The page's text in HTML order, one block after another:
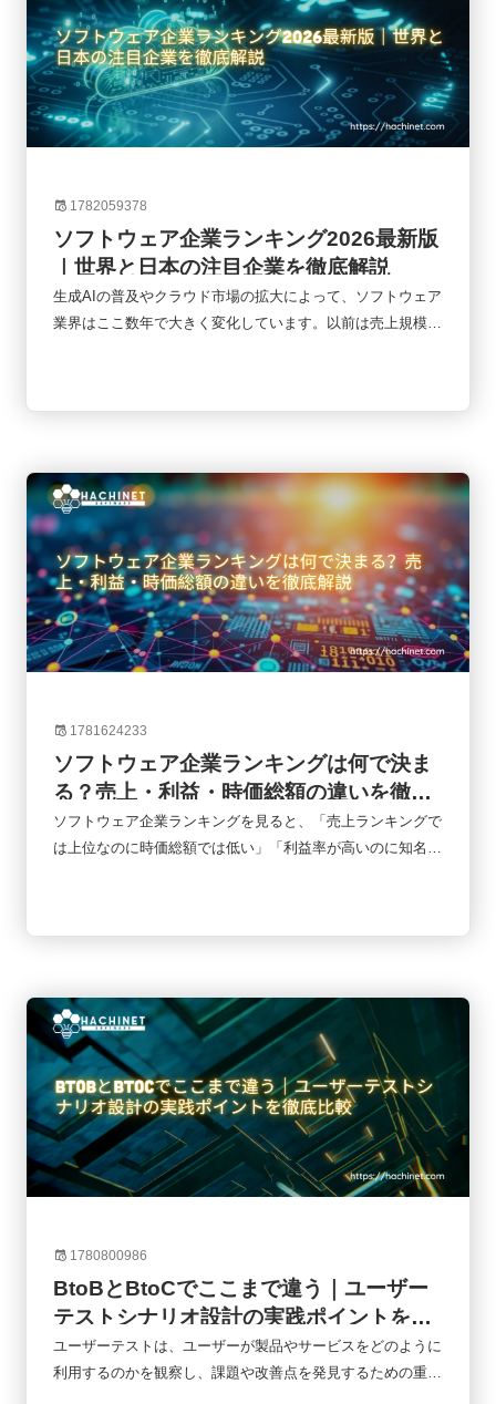
1782059378
ソフトウェア企業ランキング2026最新版
｜世界と日本の注目企業を徹底解説
生成AIの普及やクラウド市場の拡大によって、ソフトウェア
業界はここ数年で大きく変化しています。以前は売上規模だ
1781624233
ソフトウェア企業ランキングは何で決ま
る？売上・利益・時価総額の違いを徹底
解説
ソフトウェア企業ランキングを見ると、「売上ランキングで
は上位なのに時価総額では低い」「利益率が高いのに知名度
かをわかりやすく解説します。
1780800986
BtoBとBtoCでここまで違う｜ユーザー
テストシナリオ設計の実践ポイントを徹
底比較
ユーザーテストは、ユーザーが製品やサービスをどのように
利用するのかを観察し、課題や改善点を発見するための重要